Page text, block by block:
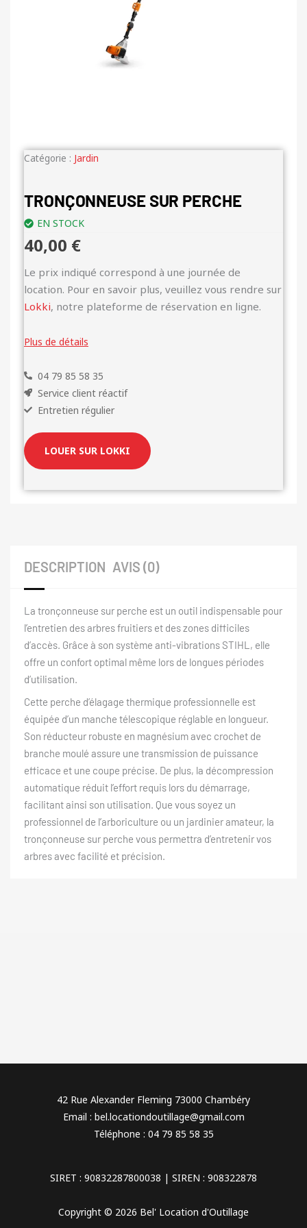
Catégorie : Jardin
TRONÇONNEUSE SUR PERCHE
EN STOCK
40,00 €
Le prix indiqué correspond à une journée de
location. Pour en savoir plus, veuillez vous rendre sur
Lokki, notre plateforme de réservation en ligne.
Plus de détails
04 79 85 58 35
Service client réactif
Entretien régulier
LOUER SUR LOKKI
DESCRIPTION AVIS (0)
La tronçonneuse sur perche est un outil indispensable pour
l’entretien des arbres fruitiers et des zones difficiles
d’accès. Grâce à son système anti-vibrations STIHL, elle
offre un confort optimal même lors de longues périodes
d’utilisation.
Cette perche d’élagage thermique professionnelle est
équipée d’un manche télescopique réglable en longueur.
Son réducteur robuste en magnésium avec crochet de
branche moulé assure une transmission de puissance
efficace et une coupe précise. De plus, la décompression
automatique réduit l’effort requis lors du démarrage,
facilitant ainsi son utilisation. Que vous soyez un
professionnel de l’arboriculture ou un jardinier amateur, la
tronçonneuse sur perche vous permettra d’entretenir vos
arbres avec facilité et précision.
42 Rue Alexander Fleming 73000 Chambéry
Email : bel.locationdoutillage@gmail.com
Téléphone : 04 79 85 58 35
SIRET : 90832287800038 | SIREN : 908322878
Copyright © 2026 Bel' Location d'Outillage